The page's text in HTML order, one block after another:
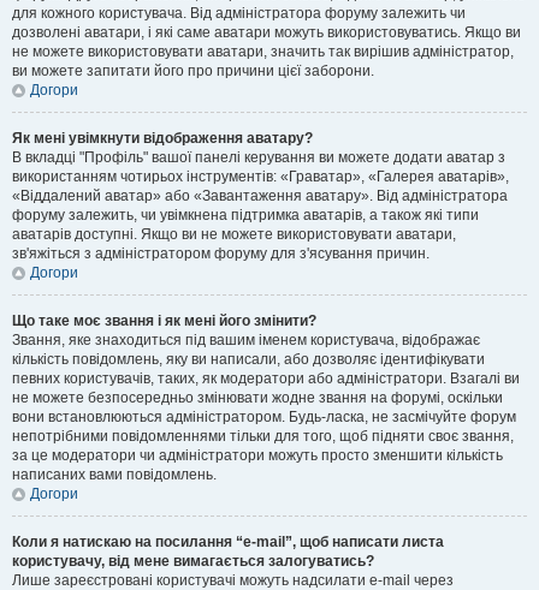
для кожного користувача. Від адміністратора форуму залежить чи
дозволені аватари, і які саме аватари можуть використовуватись. Якщо ви
не можете використовувати аватари, значить так вирішив адміністратор,
ви можете запитати його про причини цієї заборони.
Догори
Як мені увімкнути відображення аватару?
В вкладці "Профіль" вашої панелі керування ви можете додати аватар з
використанням чотирьох інструментів: «Граватар», «Галерея аватарів»,
«Віддалений аватар» або «Завантаження аватару». Від адміністратора
форуму залежить, чи увімкнена підтримка аватарів, а також які типи
аватарів доступні. Якщо ви не можете використовувати аватари,
зв'яжіться з адміністратором форуму для з'ясування причин.
Догори
Що таке моє звання і як мені його змінити?
Звання, яке знаходиться під вашим іменем користувача, відображає
кількість повідомлень, яку ви написали, або дозволяє ідентифікувати
певних користувачів, таких, як модератори або адміністратори. Взагалі ви
не можете безпосередньо змінювати жодне звання на форумі, оскільки
вони встановлюються адміністратором. Будь-ласка, не засмічуйте форум
непотрібними повідомленнями тільки для того, щоб підняти своє звання,
за це модератори чи адміністратори можуть просто зменшити кількість
написаних вами повідомлень.
Догори
Коли я натискаю на посилання “e-mail”, щоб написати листа
користувачу, від мене вимагається залогуватись?
Лише зареєстровані користувачі можуть надсилати e-mail через